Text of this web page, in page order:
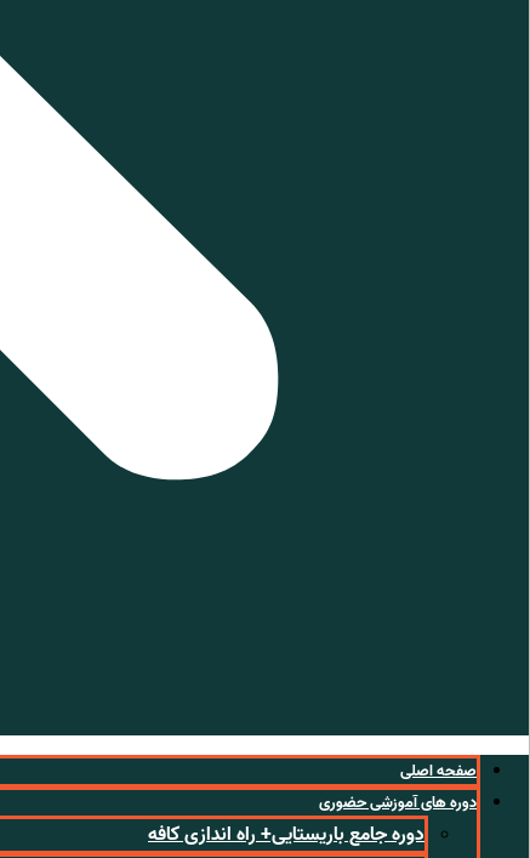
صفحه اصلی
دوره های آموزشی حضوری
دوره جامع باریستایی+ راه اندازی کافه